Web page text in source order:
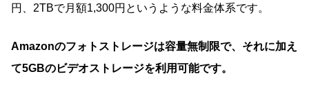
円、2TBで月額1,300円というような料金体系です。
Amazonのフォトストレージは容量無制限で、それに加え
て5GBのビデオストレージを利用可能です。